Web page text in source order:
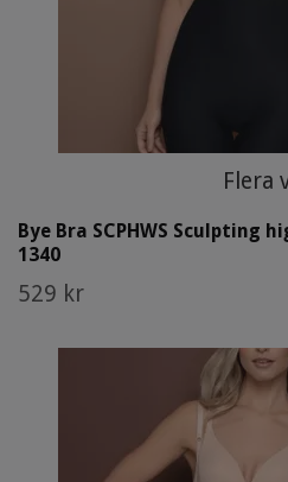
Flera
Bye Bra SCPHWS Sculpting
1340
529 kr